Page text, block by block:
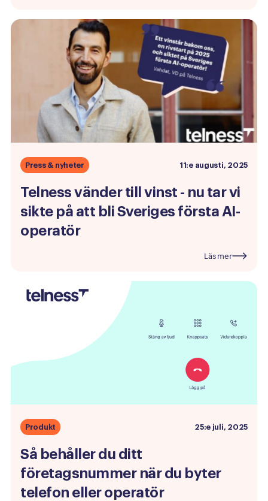
Press & nyheter 11:e augusti, 2025
Telness vänder till vinst - nu tar vi
sikte på att bli Sveriges första AI-
operatör
Läs mer
Produkt 25:e juli, 2025
Så behåller du ditt
företagsnummer när du byter
telefon eller operatör